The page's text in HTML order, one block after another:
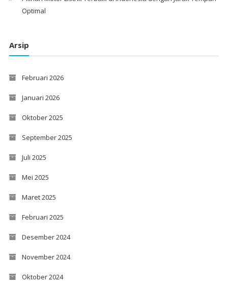
Optimal
Arsip
Februari 2026
Januari 2026
Oktober 2025
September 2025
Juli 2025
Mei 2025
Maret 2025
Februari 2025
Desember 2024
November 2024
Oktober 2024